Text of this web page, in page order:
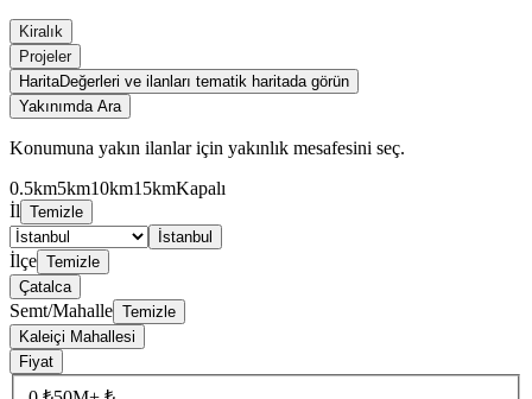
Kiralık
Projeler
HaritaDeğerleri ve ilanları tematik haritada görün
Yakınımda Ara
Konumuna yakın ilanlar için yakınlık mesafesini seç.
0.5km5km10km15kmKapalı
İl Temizle
İstanbul
İlçe Temizle
Çatalca
Semt/Mahalle Temizle
Kaleiçi Mahallesi
Fiyat